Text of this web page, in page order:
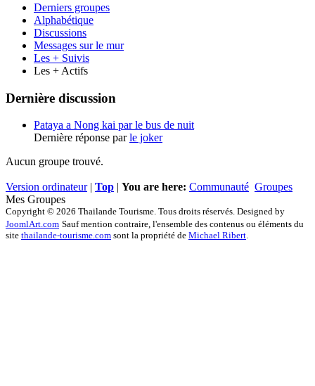
Derniers groupes
Alphabétique
Discussions
Messages sur le mur
Les + Suivis
Les + Actifs
Dernière discussion
Pataya a Nong kai par le bus de nuit
Dernière réponse parle joker
Aucun groupe trouvé.
Version ordinateur| Top | You are here: Communauté Groupes
Mes Groupes
Copyright © 2026 Thailande Tourisme. Tous droits réservés. Designed by
JoomlArt.com Sauf mention contraire, l'ensemble des contenus ou éléments du
site thailande-tourisme.com sont la propriété de Michael Ribert.